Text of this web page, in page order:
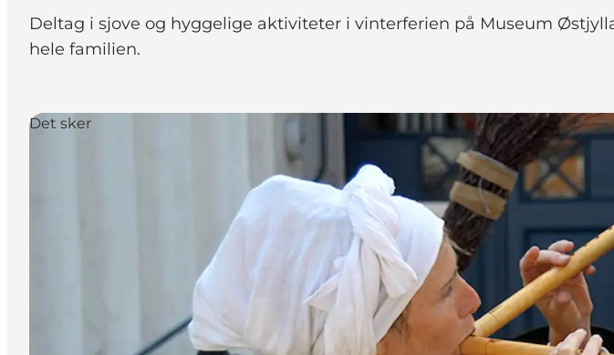
Byer og steder
Planlæg ferien
Deltag i sjove og hyggelige aktiviteter i vinterferien på Museum
hele familien.
Det sker